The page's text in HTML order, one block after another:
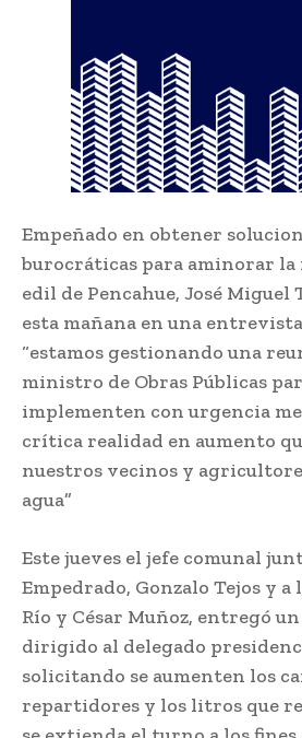
Empeñado en obtener
burocráticas para aminorar la
edil de Pencahue, José Miguel
esta mañana en una
“estamos gestionando una
ministro de Obras Públicas
implementen con urgencia
crítica realidad en aumento
nuestros vecinos y
agua”
Este jueves el jefe comunal
Empedrado, Gonzalo Tejos y a
Río y César Muñoz, entregó
dirigido al delegado
solicitando se aumenten los
repartidores y los litros que